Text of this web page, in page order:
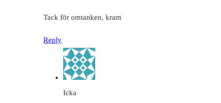
Tack för omtanken, kram
Reply
Icka